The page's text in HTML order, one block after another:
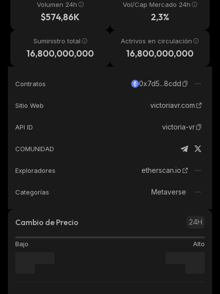
Volumen 24h
$574,86K
Vol/Cap Mercado 24h
2,3%
Suministro total
16,800,000,000
Actrivos en circulación
16,800,000,000
Contratos 0x7d5...8cdd
Sitio Web victoriavr.com
API ID victoria-vr
COMUNIDAD
Exploradores etherscan.io
Categorías Metaverse
Cambio de Precio 24H
Bajo Alto